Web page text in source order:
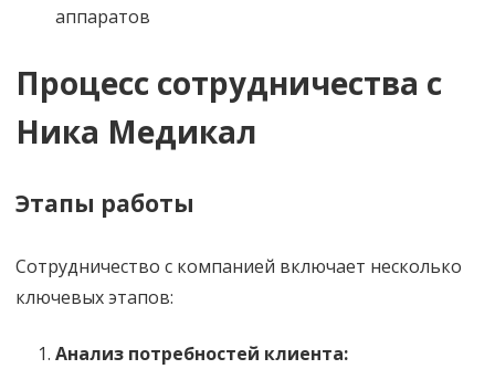
аппаратов
Процесс сотрудничества с
Ника Медикал
Этапы работы
Сотрудничество с компанией включает несколько
ключевых этапов:
Анализ потребностей клиента: